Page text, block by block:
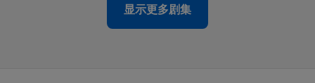
显示更多剧集